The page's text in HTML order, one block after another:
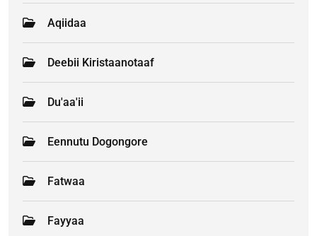
Aqiidaa
Deebii Kiristaanotaaf
Du'aa'ii
Eennutu Dogongore
Fatwaa
Fayyaa